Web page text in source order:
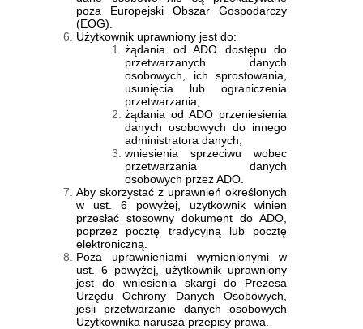
poza Europejski Obszar Gospodarczy
(EOG).
Użytkownik uprawniony jest do:
żądania od ADO dostępu do
przetwarzanych danych
osobowych, ich sprostowania,
usunięcia lub ograniczenia
przetwarzania;
żądania od ADO przeniesienia
danych osobowych do innego
administratora danych;
wniesienia sprzeciwu wobec
przetwarzania danych
osobowych przez ADO.
Aby skorzystać z uprawnień określonych
w ust. 6 powyżej, użytkownik winien
przesłać stosowny dokument do ADO,
poprzez pocztę tradycyjną lub pocztę
elektroniczną.
Poza uprawnieniami wymienionymi w
ust. 6 powyżej, użytkownik uprawniony
jest do wniesienia skargi do Prezesa
Urzędu Ochrony Danych Osobowych,
jeśli przetwarzanie danych osobowych
Użytkownika narusza przepisy prawa.